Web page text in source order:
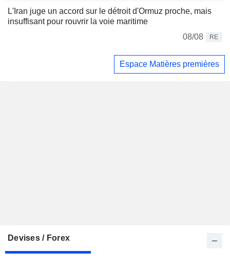
L'Iran juge un accord sur le détroit d'Ormuz proche, mais
insuffisant pour rouvrir la voie maritime
08/08
RE
Espace Matières premières
Devises / Forex